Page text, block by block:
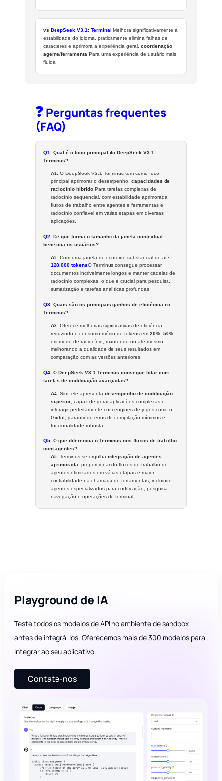
vsDeepSeek V3.1 : Terminal Melhora significativamente a
estabilidade do idioma, praticamente elimina falhas de
caracteres e aprimora a experiência geral.coordenação
agente/ferramenta Para uma experiência de usuário mais
fluida.
❓Perguntas frequentes
(FAQ)
Q1: Qual é o foco principal do DeepSeek V3.1
Terminus?
A1: O DeepSeek V3.1 Terminus tem como foco
principal aprimorar o desempenho.capacidades de
raciocínio híbrido Para tarefas complexas de
raciocínio sequencial, com estabilidade aprimorada,
fluxos de trabalho entre agentes e ferramentas e
raciocínio confiável em várias etapas em diversas
aplicações.
Q2: De que forma o tamanho da janela contextual
beneficia os usuários?
A2: Com uma janela de contexto substancial de até
128.000 tokensO Terminus consegue processar
documentos incrivelmente longos e manter cadeias de
raciocínio complexas, o que é crucial para pesquisa,
sumarização e tarefas analíticas profundas.
Q3: Quais são os principais ganhos de eficiência no
Terminus?
A3: Oferece melhorias significativas de eficiência,
reduzindo o consumo médio de tokens em20%–50%
em modo de raciocínio, mantendo ou até mesmo
melhorando a qualidade de seus resultados em
comparação com as versões anteriores.
Q4: O DeepSeek V3.1 Terminus consegue lidar com
tarefas de codificação avançadas?
A4: Sim, ele apresentadesempenho de codificação
superior , capaz de gerar aplicações complexas e
interagir perfeitamente com engines de jogos como o
Godot, garantindo erros de compilação mínimos e
funcionalidade robusta.
Q5: O que diferencia o Terminus nos fluxos de trabalho
com agentes?
A5: Terminus se orgulhaintegração de agentes
aprimorada
, proporcionando fluxos de trabalho de
agentes otimizados em várias etapas e maior
confiabilidade na chamada de ferramentas, incluindo
agentes especializados para codificação, pesquisa,
navegação e operações de terminal.
Playground de IA
Teste todos os modelos de API no ambiente de sandbox
antes de integrá-los. Oferecemos mais de 300 modelos para
integrar ao seu aplicativo.
Contate-nos